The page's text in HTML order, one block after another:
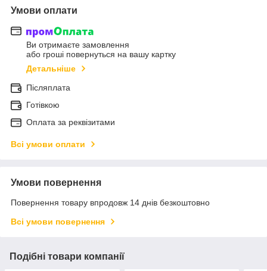
Умови оплати
Ви отримаєте замовлення
або гроші повернуться на вашу картку
Детальніше
Післяплата
Готівкою
Оплата за реквізитами
Всі умови оплати
Умови повернення
Повернення товару впродовж 14 днів безкоштовно
Всі умови повернення
Подібні товари компанії